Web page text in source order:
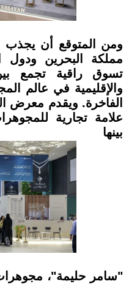
ومن المتوقع أن يجذب
مملكة البحرين ودول
تسوق راقية تجمع بين
والإقليمية في عالم
الفاخرة.
علامة تجارية
بينها
"سامر حليمة"،